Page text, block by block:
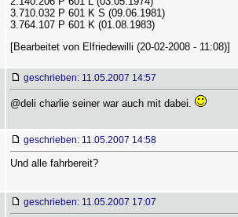
3.710.032 P 601 K S (09.06.1981)
3.764.107 P 601 K (01.08.1983)
[Bearbeitet von Elfriedewilli (20-02-2008 - 11:08)]
geschrieben: 11.05.2007 14:57
@deli charlie seiner war auch mit dabei.
geschrieben: 11.05.2007 14:58
Und alle fahrbereit?
geschrieben: 11.05.2007 17:07